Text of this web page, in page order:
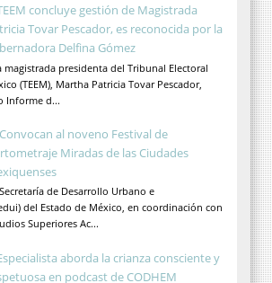
concluye gestión de Magistrada
Tovar Pescador, es reconocida por la
Delfina Gómez
magistrada presidenta del Tribunal Electoral
(TEEM), Martha Patricia Tovar Pescador,
Informe d...
Convocan al noveno Festival de
Miradas de las Ciudades
de Desarrollo Urbano e
del Estado de México, en coordinación con
Superiores Ac...
aborda la crianza consciente y
en podcast de CODHEM